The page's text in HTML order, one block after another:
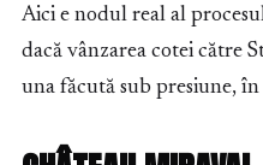
Aici e nodul real al
dacă vânzarea cotei către
una făcută sub presiune,